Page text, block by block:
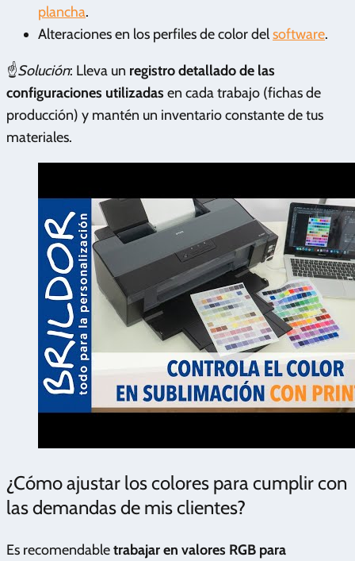
plancha.
Alteraciones en los perfiles de color delsoftware.
☝️Solución: Lleva un registro detallado de las
configuraciones utilizadas en cada trabajo (fichas de
producción) y mantén un inventario constante de tus
materiales.
¿Cómo ajustar los colores para cumplir con
las demandas de mis clientes?
Es recomendabletrabajar en valores RGB para